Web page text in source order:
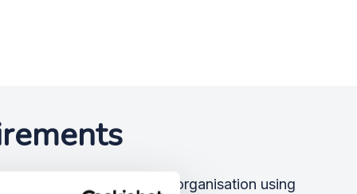
service begins when the organisation using